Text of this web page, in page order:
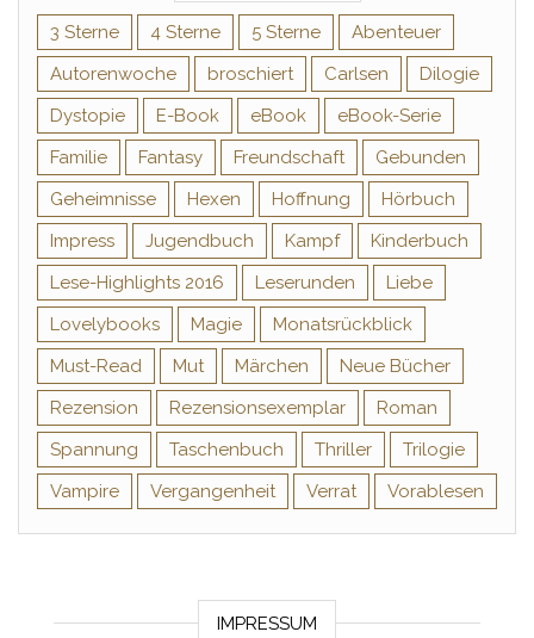
3 Sterne 4 Sterne 5 Sterne
Abenteuer
Autorenwoche
broschiert Carlsen
Dilogie
Dystopie
E-Book eBook
eBook-Serie
Familie
Fantasy Freundschaft
Gebunden
Geheimnisse
Hexen Hoffnung
Hörbuch
Impress
Jugendbuch Kampf
Kinderbuch
Lese-Highlights 2016
Leserunden
Liebe
Lovelybooks
Magie
Monatsrückblick
Must-Read
Mut Märchen
Neue Bücher
Rezension
Rezensionsexemplar
Roman
Spannung
Taschenbuch Thriller
Trilogie
Vampire
Vergangenheit Verrat Vorablesen
IMPRESSUM